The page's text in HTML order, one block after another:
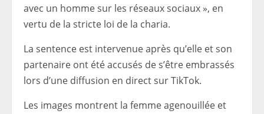
avec un homme sur les réseaux sociaux », en
vertu de la stricte loi de la charia.
La sentence est intervenue après qu’elle et son
partenaire ont été accusés de s’être embrassés
lors d’une diffusion en direct sur TikTok.
Les images montrent la femme agenouillée et